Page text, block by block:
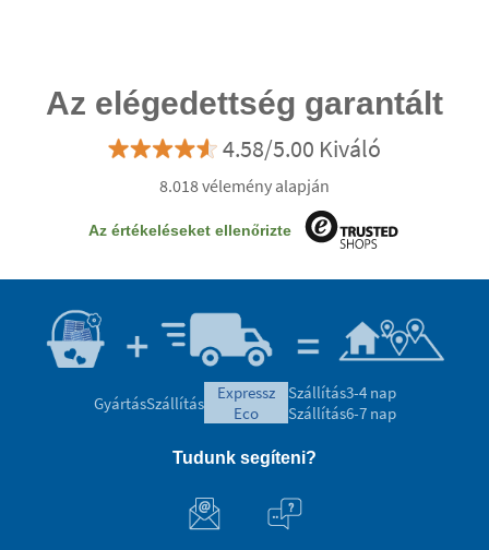
Az elégedettség garantált
4.58/5.00 Kiváló
8.018 vélemény alapján
Az értékeléseket ellenőrizte
GyártásSzállítás
expressz
eco
Szállítás3-4 nap
Szállítás6-7 nap
Tudunk segíteni?